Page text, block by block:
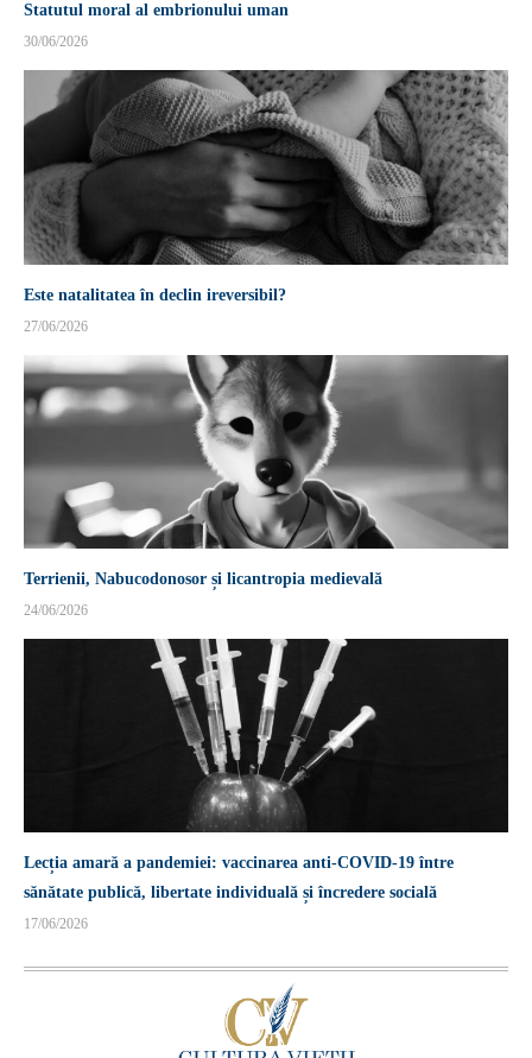
Statutul moral al embrionului uman
30/06/2026
Este natalitatea în declin ireversibil?
27/06/2026
Terrienii, Nabucodonosor și licantropia medievală
24/06/2026
Lecția amară a pandemiei: vaccinarea anti-COVID-19 între
sănătate publică, libertate individuală și încredere socială
17/06/2026